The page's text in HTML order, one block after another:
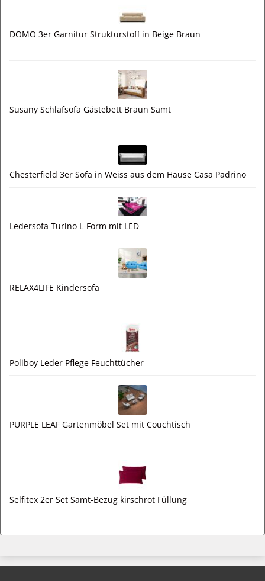
DOMO 3er Garnitur Strukturstoff in Beige Braun
Susany Schlafsofa Gästebett Braun Samt
Chesterfield 3er Sofa in Weiss aus dem Hause Casa Padrino
Ledersofa Turino L-Form mit LED
RELAX4LIFE Kindersofa
Poliboy Leder Pflege Feuchttücher
PURPLE LEAF Gartenmöbel Set mit Couchtisch
Selfitex 2er Set Samt-Bezug kirschrot Füllung